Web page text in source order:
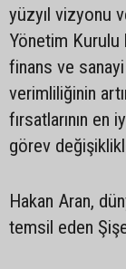
yüzyıl vizyonu
Yönetim Kurulu
finans ve
verimliliğinin
fırsatlarının en
görev
Hakan Aran,
temsil eden